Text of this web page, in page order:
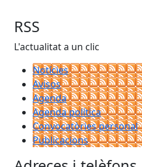
RSS
L'actualitat a un clic
Notícies
Avisos
Agenda
Agenda política
Convocatòries personal
Publicacions